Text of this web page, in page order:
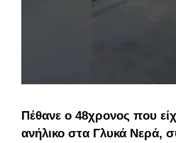
Πέθανε ο 48χρονος που
ανήλικο στα Γλυκά Νερά,